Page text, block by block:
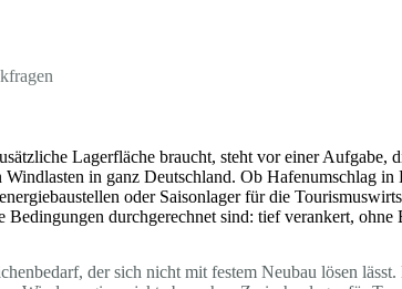
Lagerfläche braucht, steht vor einer
Windlasten in ganz Deutschland. Ob Hafenumschlag
oder Saisonlager für die
Bedingungen durchgerechnet sind: tief verankert,
der sich nicht mit festem Neubau lösen